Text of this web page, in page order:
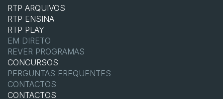
RTP ARQUIVOS
RTP ENSINA
RTP PLAY
EM DIRETO
REVER PROGRAMAS
CONCURSOS
PERGUNTAS FREQUENTES
CONTACTOS
CONTACTOS